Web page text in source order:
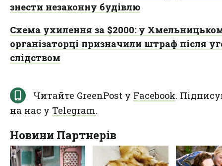
знести незаконну будівлю
Схема ухилення за $2000: у
організаторці призначили штраф після
слідством
Читайте GreenPost у Facebook.
на нас у Telegram.